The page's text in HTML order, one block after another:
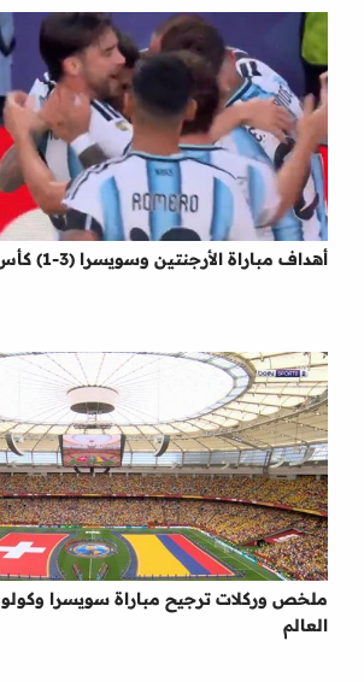
أهداف مباراة الأرجنتين وسويسرا (3-1) كأس العالم
ملخص وركلات ترجيح مباراة سويسرا
العالم